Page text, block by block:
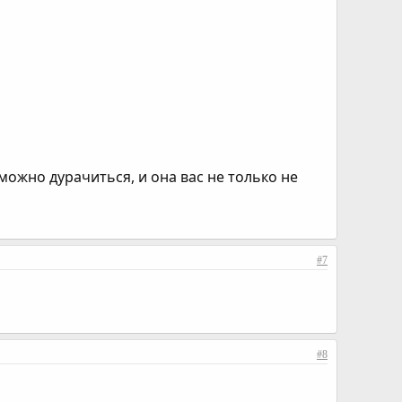
дурачиться, и она вас не только не
#7
#8